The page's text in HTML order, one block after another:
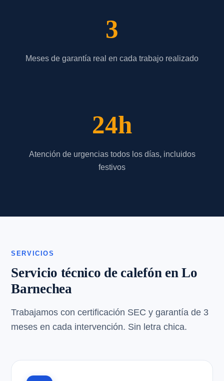
3
Meses de garantía real en cada trabajo realizado
24h
Atención de urgencias todos los días, incluidos
festivos
SERVICIOS
Servicio técnico de calefón en Lo
Barnechea
Trabajamos con certificación SEC y garantía de 3
meses en cada intervención. Sin letra chica.